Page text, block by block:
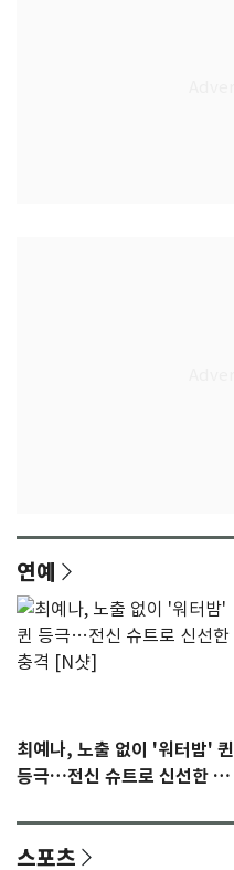
연예
최예나, 노출 없이 '워터밤' 퀸
등극…전신 슈트로 신선한 충
스포츠